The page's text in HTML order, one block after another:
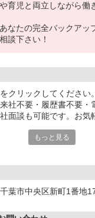
育児と両立しながら働
なたの完全バックアッ
談下さい！
をクリックしてくださ
社不要・履歴書不要・
面談も可能です。お気
もっと見る
千葉市中央区新町1番地